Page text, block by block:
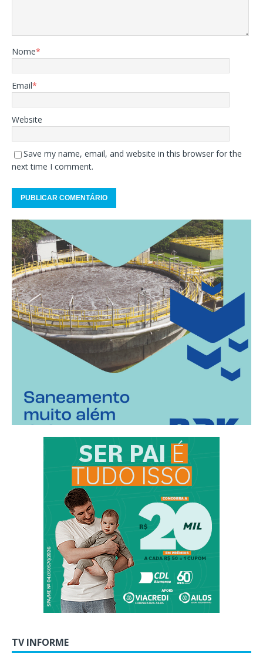
Nome*
Email*
Website
Save my name, email, and website in this browser for the
next time I comment.
TV INFORME